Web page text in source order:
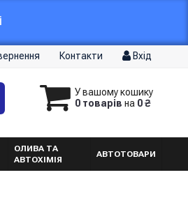
Контакти Вхід
У вашому кошику
0 товарів на 0 ₴
ОЛИВА ТА
АВТОХІМІЯ
АВТОТОВАРИ